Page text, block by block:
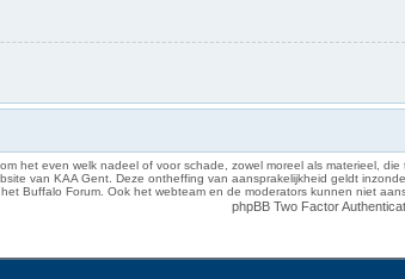
het even welk nadeel of voor schade, zowel moreel als materieel,
van KAA Gent. Deze ontheffing van aansprakelijkheid geldt
Buffalo Forum. Ook het webteam en de moderators kunnen niet
phpBB Two Factor